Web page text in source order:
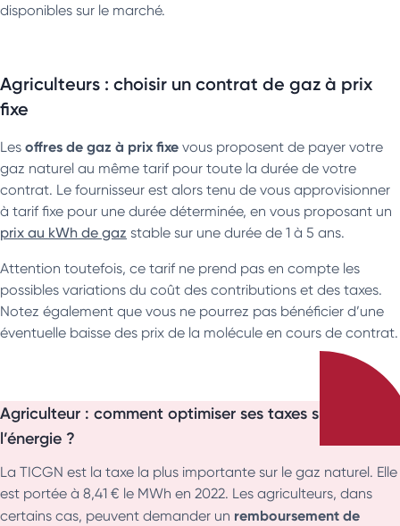
disponibles sur le marché.
Agriculteurs : choisir un contrat de gaz à prix
fixe
Les offres de gaz à prix fixe vous proposent de payer votre
gaz naturel au même tarif pour toute la durée de votre
contrat. Le fournisseur est alors tenu de vous approvisionner
à tarif fixe pour une durée déterminée, en vous proposant un
prix au kWh de gaz stable sur une durée de 1 à 5 ans.
Attention toutefois, ce tarif ne prend pas en compte les
possibles variations du coût des contributions et des taxes.
Notez également que vous ne pourrez pas bénéficier d’une
éventuelle baisse des prix de la molécule en cours de contrat.
Agriculteur : comment optimiser ses taxes sur
l’énergie ?
La TICGN est la taxe la plus importante sur le gaz naturel. Elle
est portée à 8,41 € le MWh en 2022. Les agriculteurs, dans
certains cas, peuvent demander un remboursement de